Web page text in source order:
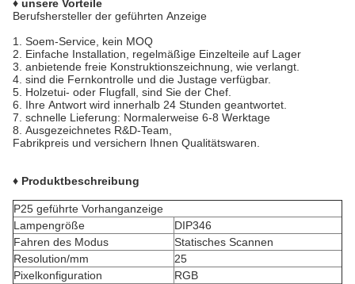
♦ unsere Vorteile
Berufshersteller der geführten Anzeige
1. Soem-Service, kein MOQ
2. Einfache Installation, regelmäßige Einzelteile auf Lager
3. anbietende freie Konstruktionszeichnung, wie verlangt.
4. sind die Fernkontrolle und die Justage verfügbar.
5. Holzetui- oder Flugfall, sind Sie der Chef.
6. Ihre Antwort wird innerhalb 24 Stunden geantwortet.
7. schnelle Lieferung: Normalerweise 6-8 Werktage
8. Ausgezeichnetes R&D-Team,
Fabrikpreis und versichern Ihnen Qualitätswaren.
♦ Produktbeschreibung
P25 geführte Vorhanganzeige
Lampengröße
DIP346
Fahren des Modus
Statisches Scannen
Resolution/mm
25
Pixelkonfiguration
RGB